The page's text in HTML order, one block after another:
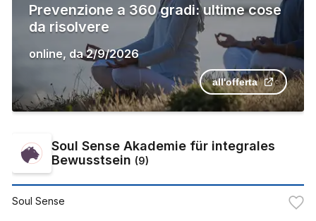
Prevenzione a 360 gradi: ultime cose
da risolvere
online, da 2/9/2026
all'offerta
Soul Sense Akademie für integrales
Bewusstsein (9)
Soul Sense